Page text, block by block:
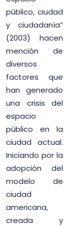
público, ciudad
y ciudadanía”
(2003) hacen
mención de
diversos
factores que
han generado
una crisis del
espacio
público en la
ciudad actual.
Iniciando por la
adopción del
modelo de
ciudad
americana,
creada y